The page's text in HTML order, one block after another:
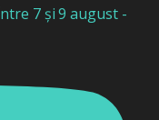
7 și 9 august -